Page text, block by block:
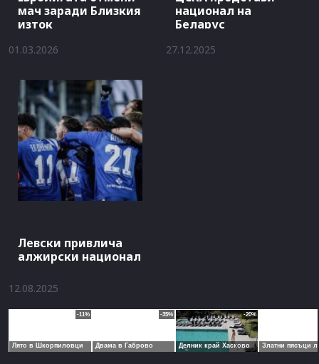
мач заради Близкия
изток
01.03.2026
национал на
Беларус
27.12.2025
Левски привлича
алжирски национал
12.08.2025